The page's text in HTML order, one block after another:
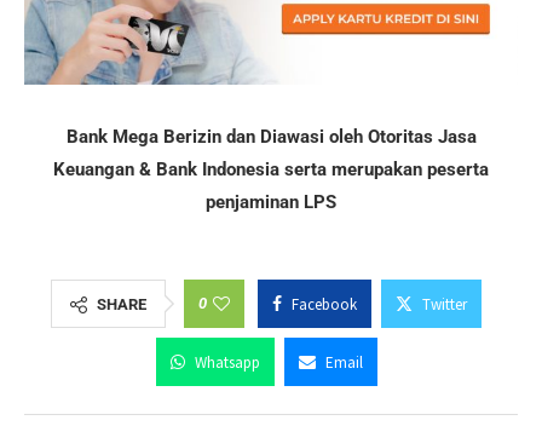
Bank Mega Berizin dan Diawasi oleh Otoritas Jasa
Keuangan & Bank Indonesia serta merupakan peserta
penjaminan LPS
SHARE 0 Facebook Twitter
Whatsapp Email